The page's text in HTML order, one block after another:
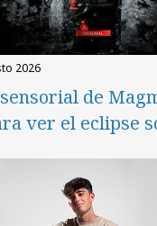
2026
de
ver el eclipse